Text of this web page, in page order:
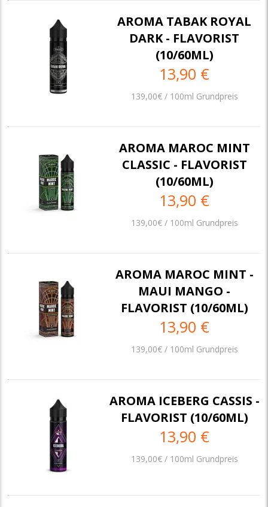
AROMA TABAK ROYAL
DARK - FLAVORIST
(10/60ML)
13,90 €
139,00€ / 100ml Grundpreis
AROMA MAROC MINT
CLASSIC - FLAVORIST
(10/60ML)
13,90 €
139,00€ / 100ml Grundpreis
AROMA MAROC MINT -
MAUI MANGO -
FLAVORIST (10/60ML)
13,90 €
139,00€ / 100ml Grundpreis
AROMA ICEBERG CASSIS -
FLAVORIST (10/60ML)
13,90 €
139,00€ / 100ml Grundpreis